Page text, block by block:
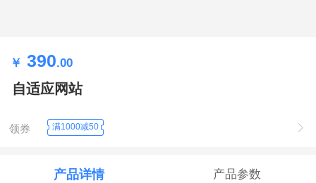
￥ 390.00
自适应网站
领券 满1000减50
产品详情 产品参数